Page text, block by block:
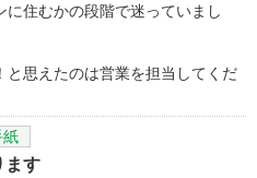
住むかの段階で迷っていまし
思えたのは営業を担当してくだ
紙
ます